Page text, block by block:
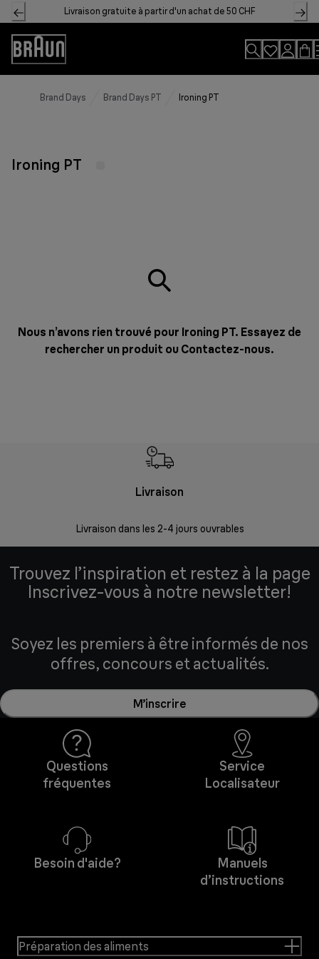
Skip
to
Content
Livraison gratuite à partir d'un achat de 50 CHF
Accessibility
Statement
Brand Days Brand Days PT Ironing PT
Ironing PT
Nous n’avons rien trouvé pour Ironing PT. Essayez de
rechercher un produit ou Contactez-nous.
Livraison
Livraison dans les 2-4 jours ouvrables
Trouvez l’inspiration et restez à la page
Inscrivez-vous à notre newsletter!
Soyez les premiers à être informés de nos
offres, concours et actualités.
M’inscrire
Questions
fréquentes
Service
Localisateur
Besoin d'aide?
Manuels
d’instructions
Préparation des aliments